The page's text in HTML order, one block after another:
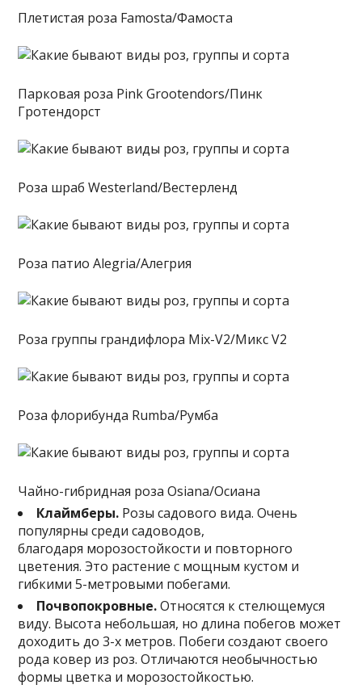
Плетистая роза Famosta/Фамоста
Парковая роза Pink Grootendors/Пинк
Гротендорст
Роза шраб Westerland/Вестерленд
Роза патио Alegria/Алегрия
Роза группы грандифлора Mix-V2/Микс V2
Роза флорибунда Rumba/Румба
Чайно-гибридная роза Osiana/Осиана
Клаймберы. Розы садового вида. Очень
популярны среди садоводов,
благодаря морозостойкости и повторного
цветения. Это растение с мощным кустом и
гибкими 5-метровыми побегами.
Почвопокровные.Относятся к стелющемуся
виду. Высота небольшая, но длина побегов может
доходить до 3-х метров. Побеги создают своего
рода ковер из роз. Отличаются необычностью
формы цветка и морозостойкостью.